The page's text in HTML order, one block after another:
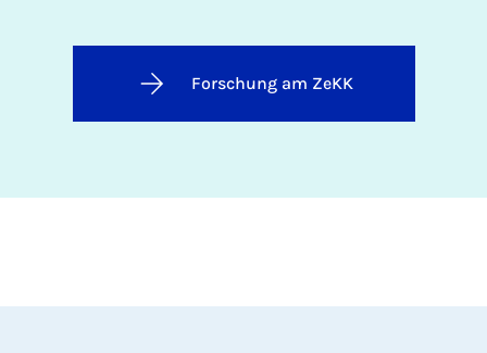
Forschung am ZeKK